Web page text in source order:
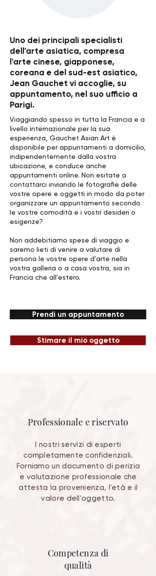
Uno dei principali specialisti
dell'arte asiatica, compresa
l'arte cinese, giapponese,
coreana e del sud-est asiatico,
Jean Gauchet vi accoglie, su
appuntamento, nel suo ufficio a
Parigi.
Viaggiando spesso in tutta la Francia e a
livello internazionale per la sua
esperienza, Gauchet Asian Art è
disponibile per appuntamenti a domicilio,
indipendentemente dalla vostra
ubicazione, e conduce anche
appuntamenti online. Non esitate a
contattarci inviando le fotografie delle
vostre opere e oggetti in modo da poter
organizzare un appuntamento secondo
le vostre comodità e i vostri desideri o
esigenze?
Non addebitiamo spese di viaggio e
saremo lieti di venire a valutare di
persona le vostre opere d'arte nella
vostra galleria o a casa vostra, sia in
Francia che all'estero.
Prendi un appuntamento
Stimare il mio oggetto
Professionale e riservato
I nostri servizi di esperti
completamente confidenziali.
Forniamo un documento di perizia
e valutazione professionale che
attesta la provenienza, l'età e il
valore dell'oggetto.
Competenza di
qualità